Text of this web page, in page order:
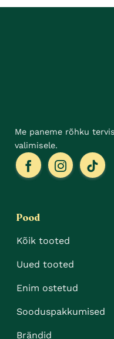
Me paneme rõhku
valimisele.
Pood
Kõik tooted
Uued tooted
Enim ostetud
Sooduspakkumised
Brändid